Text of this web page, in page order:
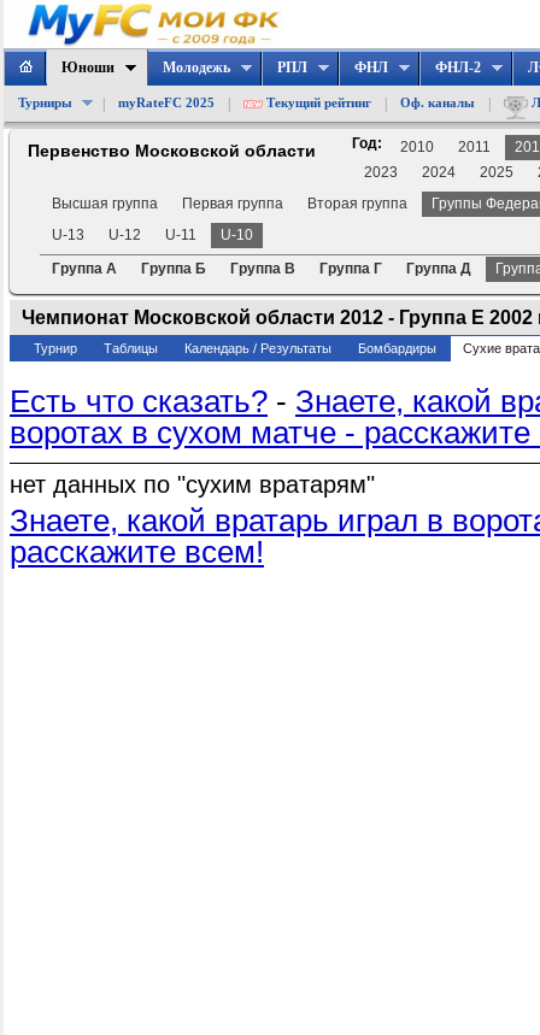
Юноши
Турниры myRateFC 2025 Текущий рейтинг Оф. каналы
Молодежь РПЛ ФНЛ ФНЛ-2
Первенство Московской области Год: 2010 2011
2023
2024 2025
Высшая группа
Первая группа Вторая группа
Группы
U-13
U-12 U-11
U-10
Группа А
Группа Б Группа В Группа Г Группа Д
Чемпионат Московской области 2012 - Группа Е 2002
Турнир Таблицы Календарь / Результаты Бомбардиры Сухие
Есть что сказать? - Знаете, какой
воротах в сухом матче -
нет данных по "сухим вратарям"
Знаете, какой вратарь играл в
расскажите всем!